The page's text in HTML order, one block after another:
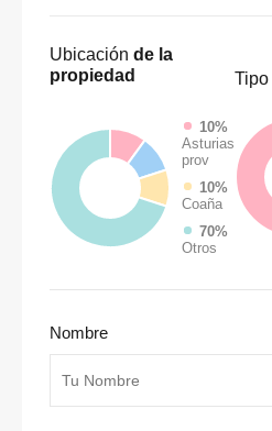
Ubicación de la
propiedad
10%
Asturias
prov
10%
Coaña
70%
Otros
Tipo
Nombre